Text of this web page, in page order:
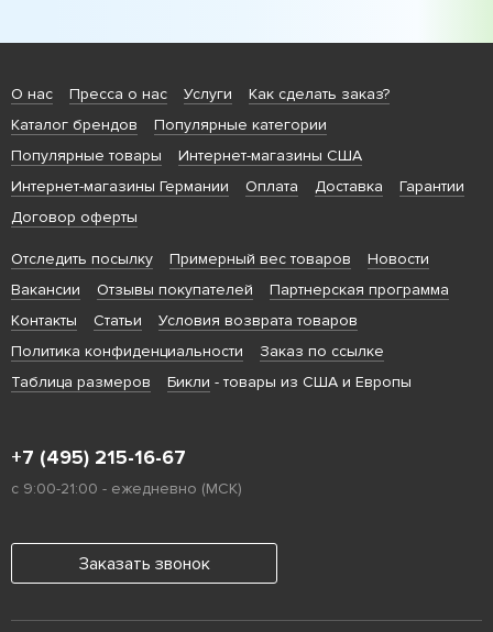
О нас Пресса о нас Услуги
Как сделать заказ?
Каталог брендов
Популярные категории
Популярные товары
Интернет-магазины США
Интернет-магазины Германии
Оплата Доставка
Гарантии
Договор оферты
Отследить посылку Примерный вес товаров
Новости
Вакансии
Отзывы покупателей
Партнерская программа
Контакты
Статьи
Условия возврата товаров
Политика конфиденциальности
Заказ по ссылке
Таблица размеров
Бикли - товары из США и Европы
+7 (495) 215-16-67
с 9:00-21:00 - ежедневно (МСК)
Заказать звонок